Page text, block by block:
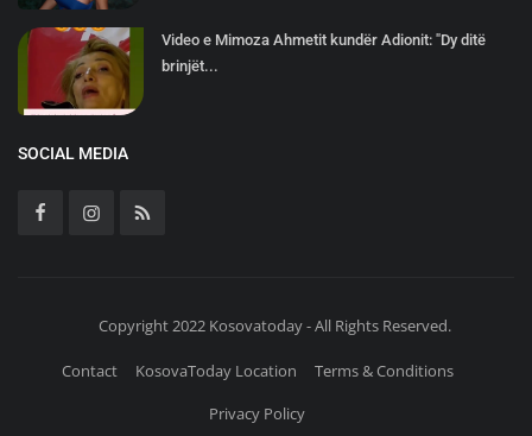
Video e Mimoza Ahmetit kundër Adionit: "Dy ditë
brinjët...
SOCIAL MEDIA
Copyright 2022 Kosovatoday - All Rights Reserved.
Contact KosovaToday Location
Terms & Conditions
Privacy Policy